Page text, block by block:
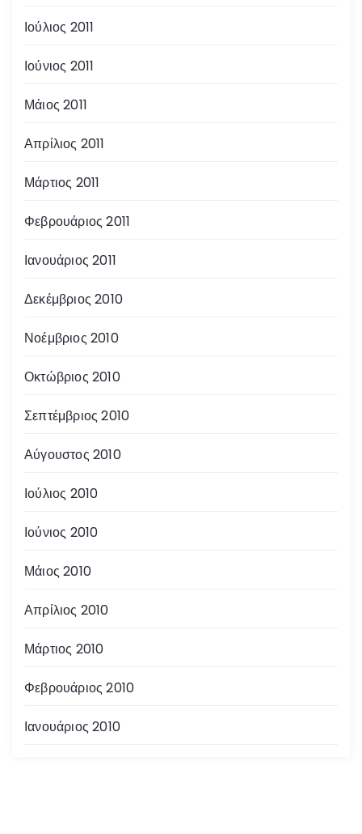
Ιούλιος 2011
Ιούνιος 2011
Μάιος 2011
Απρίλιος 2011
Μάρτιος 2011
Φεβρουάριος 2011
Ιανουάριος 2011
Δεκέμβριος 2010
Νοέμβριος 2010
Οκτώβριος 2010
Σεπτέμβριος 2010
Αύγουστος 2010
Ιούλιος 2010
Ιούνιος 2010
Μάιος 2010
Απρίλιος 2010
Μάρτιος 2010
Φεβρουάριος 2010
Ιανουάριος 2010